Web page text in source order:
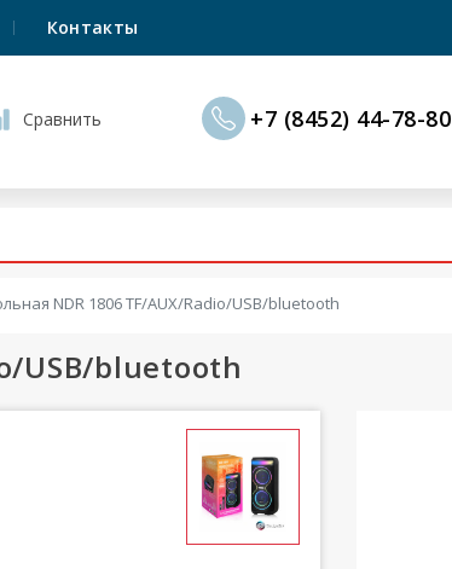
Контакты
Сравнить +7 (8452) 44-78-80
NDR 1806 TF/AUX/Radio/USB/bluetooth
USB/bluetooth